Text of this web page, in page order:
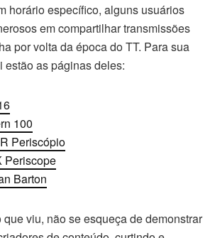
horário específico, alguns usuários
em compartilhar transmissões
por volta da época do TT. Para sua
as páginas deles:
100
Periscópio
Periscope
Barton
viu, não se esqueça de demonstrar